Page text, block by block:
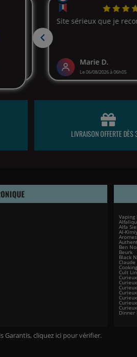
LIVRAISON OFFERTE
Garantis,cliquez ici pour vérifier.
Vaping
Alfa
Al-
Ben
Beurk
Black
Claude
Cult
Curieux
Dinner